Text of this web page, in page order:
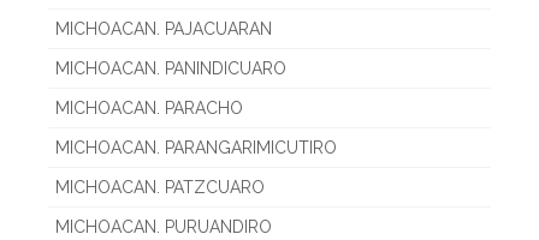
MICHOACAN. PAJACUARAN
MICHOACAN. PANINDICUARO
MICHOACAN. PARACHO
MICHOACAN. PARANGARIMICUTIRO
MICHOACAN. PATZCUARO
MICHOACAN. PURUANDIRO